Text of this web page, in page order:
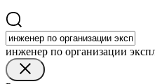
инженер по организации